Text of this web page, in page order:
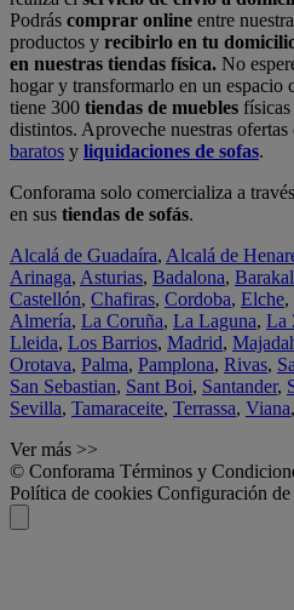
Podrás comprar online entre
productos y recibirlo en tu
en nuestras tiendas física. No
hogar y transformarlo en un espacio
tiene 300 tiendas de muebles
distintos. Aproveche nuestras ofertas
baratos y liquidaciones de sofas.
Conforama solo comercializa a
en sus tiendas de sofás.
Alcalá de Guadaíra, Alcalá de
Arinaga, Asturias, Badalona,
Castellón, Chafiras, Cordoba, Elche,
Almería, La Coruña, La Laguna, La
Lleida, Los Barrios, Madrid,
Orotava, Palma, Pamplona, Rivas,
San Sebastian, Sant Boi, Santander,
Sevilla, Tamaraceite, Terrassa, Viana,
Ver más >>
© Conforama Términos y
Política de cookies Configuración